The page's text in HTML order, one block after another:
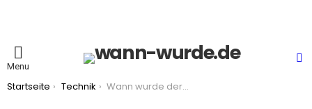
Menu
You are here:
Startseite Technik Wann wurde der Wagenheber erfunden?